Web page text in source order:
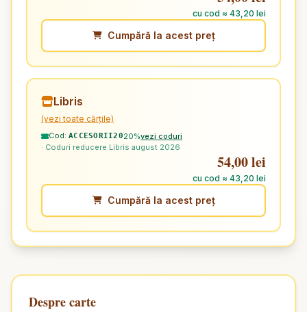
cu cod ≈ 43,20 lei
Cumpără la acest preț
Libris
(vezi toate cărțile)
Cod: ACCESORII2020%vezi coduri
· Coduri reducere Libris august 2026
54,00 lei
cu cod ≈ 43,20 lei
Cumpără la acest preț
Despre carte